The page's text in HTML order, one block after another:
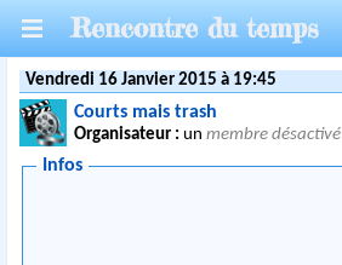
Rencontre du temps
Vendredi 16 Janvier 2015 à 19:45
Courts mais trash
Organisateur : unmembre désactivé
Infos